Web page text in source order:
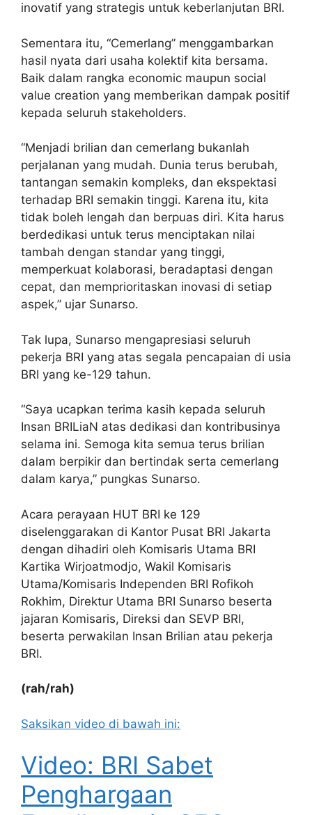
inovatif yang strategis untuk keberlanjutan BRI.
Sementara itu, “Cemerlang” menggambarkan
hasil nyata dari usaha kolektif kita bersama.
Baik dalam rangka economic maupun social
value creation yang memberikan dampak positif
kepada seluruh stakeholders.
“Menjadi brilian dan cemerlang bukanlah
perjalanan yang mudah. Dunia terus berubah,
tantangan semakin kompleks, dan ekspektasi
terhadap BRI semakin tinggi. Karena itu, kita
tidak boleh lengah dan berpuas diri. Kita harus
berdedikasi untuk terus menciptakan nilai
tambah dengan standar yang tinggi,
memperkuat kolaborasi, beradaptasi dengan
cepat, dan memprioritaskan inovasi di setiap
aspek,” ujar Sunarso.
Tak lupa, Sunarso mengapresiasi seluruh
pekerja BRI yang atas segala pencapaian di usia
BRI yang ke-129 tahun.
“Saya ucapkan terima kasih kepada seluruh
Insan BRILiaN atas dedikasi dan kontribusinya
selama ini. Semoga kita semua terus brilian
dalam berpikir dan bertindak serta cemerlang
dalam karya,” pungkas Sunarso.
Acara perayaan HUT BRI ke 129
diselenggarakan di Kantor Pusat BRI Jakarta
dengan dihadiri oleh Komisaris Utama BRI
Kartika Wirjoatmodjo, Wakil Komisaris
Utama/Komisaris Independen BRI Rofikoh
Rokhim, Direktur Utama BRI Sunarso beserta
jajaran Komisaris, Direksi dan SEVP BRI,
beserta perwakilan Insan Brilian atau pekerja
BRI.
(rah/rah)
Saksikan video di bawah ini:
Video: BRI Sabet
Penghargaan